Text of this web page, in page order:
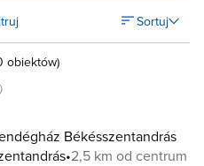
Sortuj
obiektów)
Békésszentandrás
2,5 km od centrum